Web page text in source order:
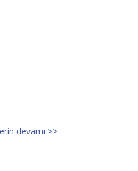
devamı >>